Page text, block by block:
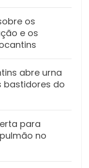
os
e os
abre urna
bastidores do
para
no